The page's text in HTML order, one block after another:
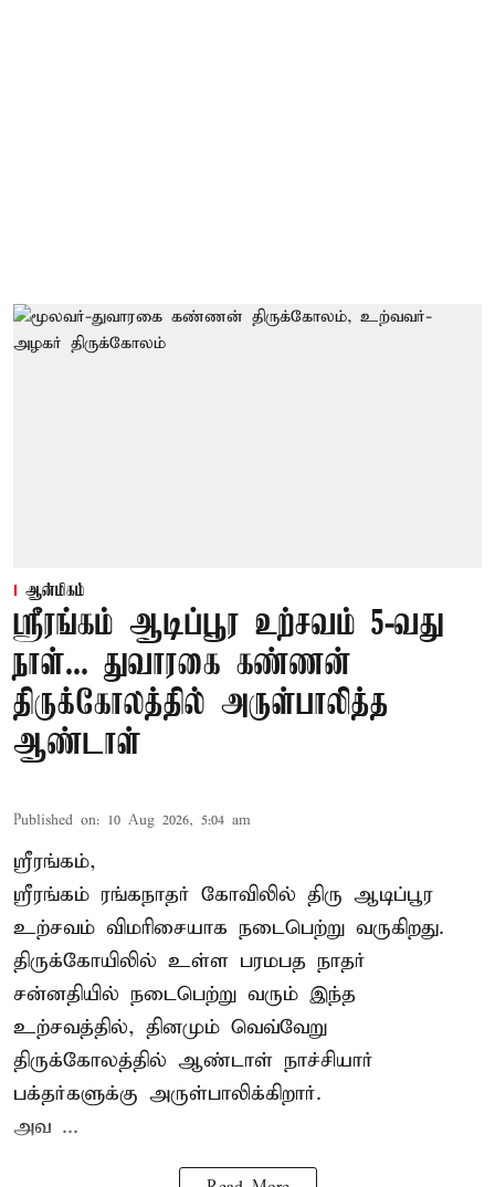
ஆன்மிகம்
ஸ்ரீரங்கம் ஆடிப்பூர உற்சவம் 5-வது
நாள்... துவாரகை கண்ணன்
திருக்கோலத்தில் அருள்பாலித்த
ஆண்டாள்
Published on: 10 Aug 2026, 5:04 am
ஸ்ரீரங்கம்,
ஸ்ரீரங்கம் ரங்கநாதர் கோவிலில் திரு ஆடிப்பூர
உற்சவம் விமரிசையாக நடைபெற்று வருகிறது.
திருக்கோயிலில் உள்ள பரமபத நாதர்
சன்னதியில் நடைபெற்று வரும் இந்த
உற்சவத்தில், தினமும் வெவ்வேறு
திருக்கோலத்தில் ஆண்டாள் நாச்சியார்
பக்தர்களுக்கு அருள்பாலிக்கிறார்.
அவ ...